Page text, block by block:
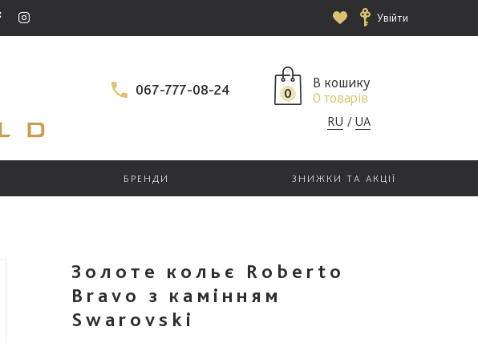
Увійти
067-777-08-24 0
В кошику
0 товарів
RU UA
БРЕНДИ ЗНИЖКИ ТА АКЦІЇ
Золоте кольє Roberto
Bravo з камінням
Swarovski